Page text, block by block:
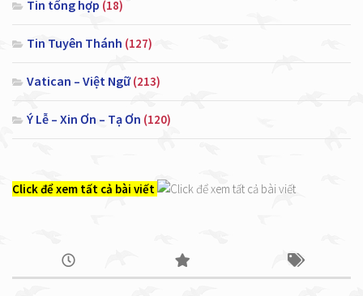
Tin tổng hợp (18)
Tin Tuyên Thánh (127)
Vatican – Việt Ngữ(213)
Ý Lễ – Xin Ơn – Tạ Ơn (120)
Click để xem tất cả bài viết